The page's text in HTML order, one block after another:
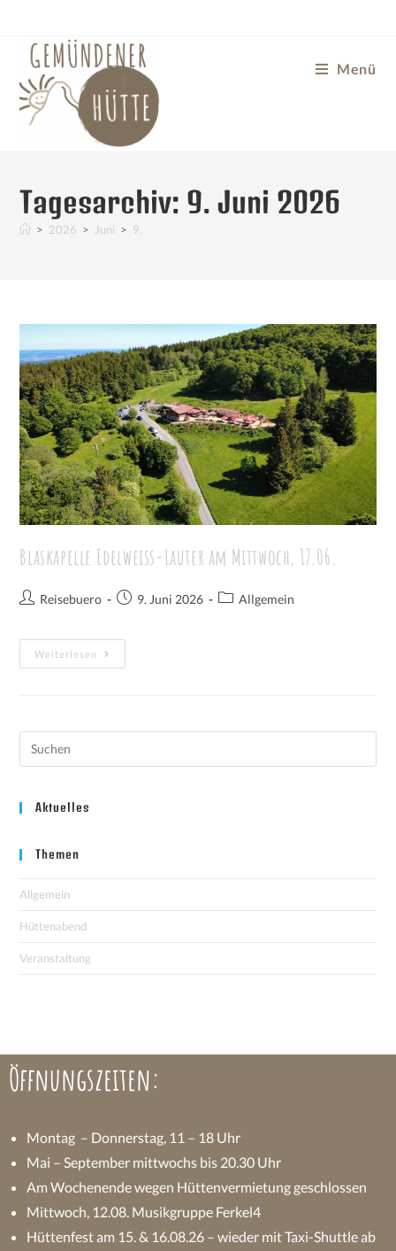
Menü
Tagesarchiv: 9. Juni 2026
> 2026 > Juni > 9.
Blaskapelle Edelweiss-Lauter am Mittwoch, 17.06.
Reisebuero 9. Juni 2026 Allgemein
Weiterlesen
Aktuelles
Themen
Allgemein
Hüttenabend
Veranstaltung
Öffnungszeiten:
Montag – Donnerstag, 11 – 18 Uhr
Mai – September mittwochs bis 20.30 Uhr
Am Wochenende wegen Hüttenvermietung geschlossen
Mittwoch, 12.08. Musikgruppe Ferkel4
Hüttenfest am 15. & 16.08.26 – wieder mit Taxi-Shuttle ab